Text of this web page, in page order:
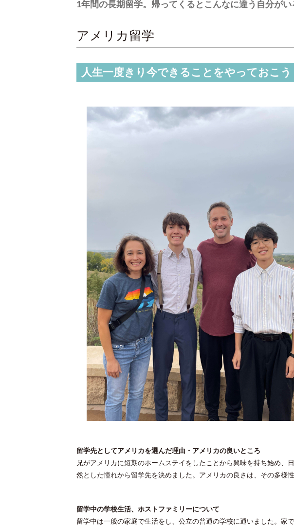
1年間の長期留学。帰ってくるとこんなに違う自分がい
アメリカ留学
人生一度きり今できることをやっておこう
留学先としてアメリカを選んだ理由・アメリカの良いところ
兄がアメリカに短期のホームステイをしたことから興味を持ち始め
然とした憧れから留学先を決めました。アメリカの良さは、その多様
留学中の学校生活、ホストファミリーについて
留学中は一般の家庭で生活をし、公立の普通の学校に通いました。